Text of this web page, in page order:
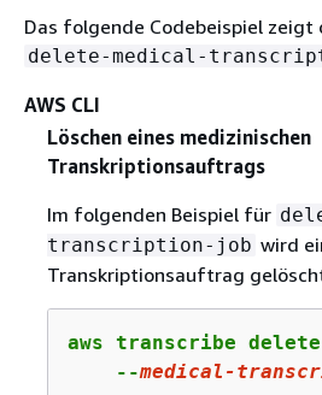
Das folgende Codebeispiel zeigt
delete-medical-
AWS CLI
Löschen eines medizinischen
Transkriptionsauftrags
Im folgenden Beispiel für
transcription-job wird
Transkriptionsauftrag
aws transcribe
    --
medical-